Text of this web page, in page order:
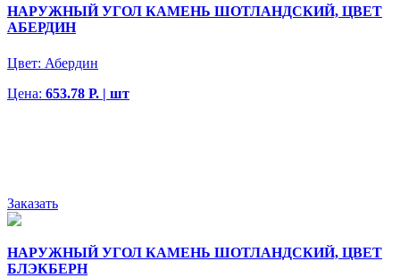
НАРУЖНЫЙ УГОЛ КАМЕНЬ ШОТЛАНДСКИЙ, ЦВЕТ
АБЕРДИН
Цвет: Абердин
Цена: 653.78 Р. | шт
Заказать
НАРУЖНЫЙ УГОЛ КАМЕНЬ ШОТЛАНДСКИЙ, ЦВЕТ
БЛЭКБЕРН